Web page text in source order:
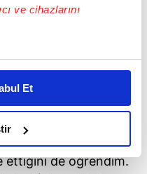
ve cihazlarını
sizlere özel
Bunu yaparken
deneyimi sunmak
sunabilmek adına
ve bu noktada,
noktasında tek gelir
Et
İstanbul'da bir ev
ettiğini de öğrendim.